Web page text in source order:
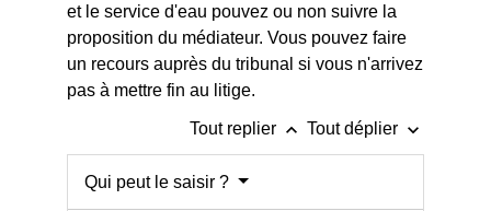
et le service d'eau pouvez ou non suivre la
proposition du médiateur. Vous pouvez faire
un recours auprès du tribunal si vous n'arrivez
pas à mettre fin au litige.
Tout replier keyboard_arrow_up Tout déplier keyboard_arrow_down
Qui peut le saisir ?